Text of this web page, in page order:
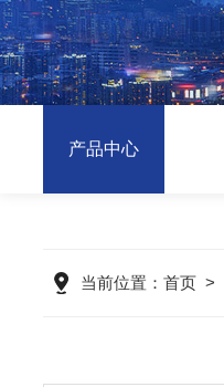
产品中心
当前位置： 首页 >